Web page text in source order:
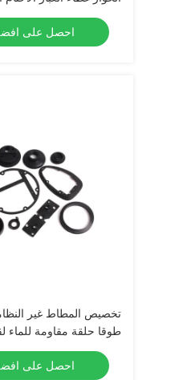
احصل على
تخصيص المطاط غير
طوقا حلقة مقاومة
احصل على